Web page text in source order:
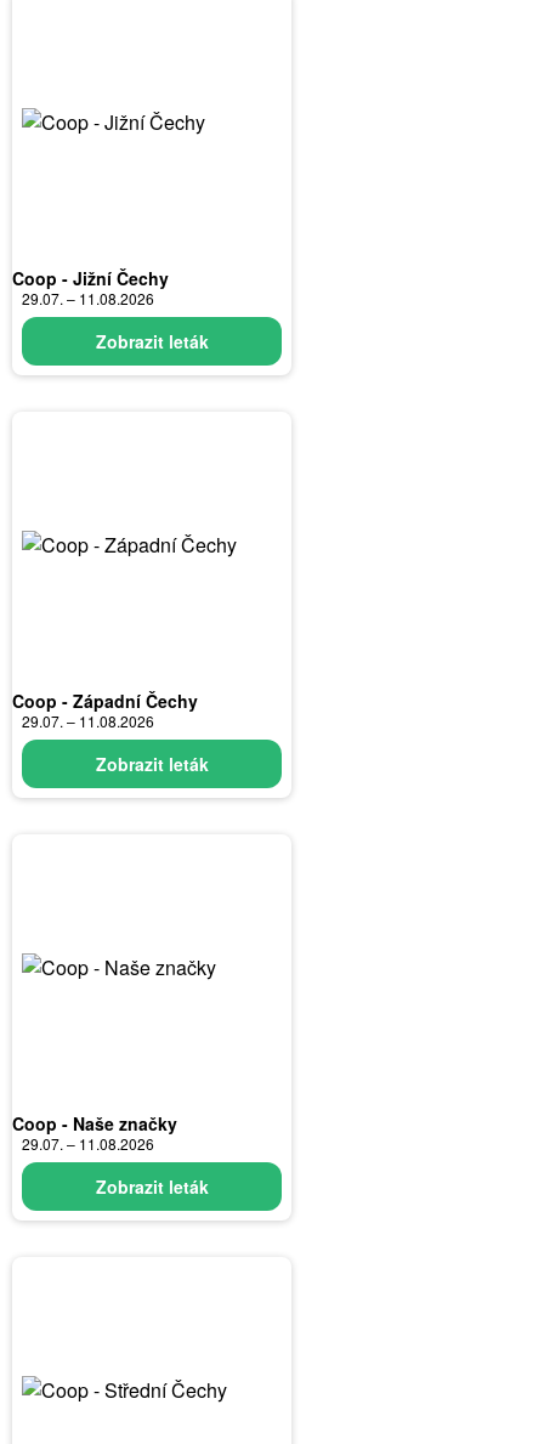
Coop - Jižní Čechy
29.07. – 11.08.2026
Zobrazit leták
Coop - Západní Čechy
29.07. – 11.08.2026
Zobrazit leták
Coop - Naše značky
29.07. – 11.08.2026
Zobrazit leták